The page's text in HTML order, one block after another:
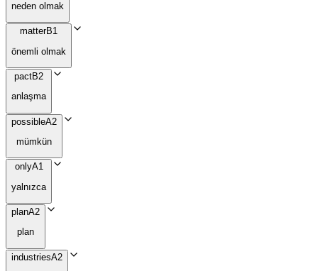
neden olmak
matterB1
önemli olmak
pactB2
anlaşma
possibleA2
mümkün
onlyA1
yalnızca
planA2
plan
industriesA2